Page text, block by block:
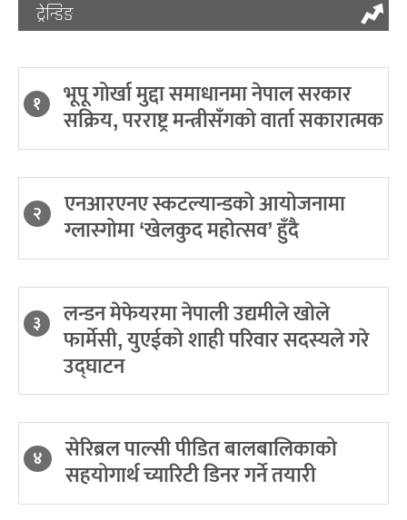
ट्रेन्डिङ
१ भूपू गोर्खा मुद्दा समाधानमा नेपाल सरकार
सक्रिय, परराष्ट्र मन्त्रीसँगको वार्ता सकारात्मक
२ एनआरएनए स्कटल्यान्डको आयोजनामा
ग्लास्गोमा ‘खेलकुद महोत्सव’ हुँदै
३ लन्डन मेफेयरमा नेपाली उद्यमीले खोले
फार्मेसी, युएईको शाही परिवार सदस्यले गरे
उद्घाटन
४ सेरिब्रल पाल्सी पीडित बालबालिकाको
सहयोगार्थ च्यारिटी डिनर गर्ने तयारी